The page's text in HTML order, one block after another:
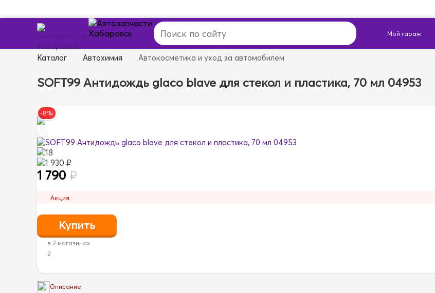
Каталог Автохимия Автокосметика и уход за автомобилем
SOFT99 Антидождь glaco blave для стекол и пластика, 70 мл 04953
-8%
18
1 930 ₽
1 790 ₽
Акция
в 2 магазинах
2
Описание